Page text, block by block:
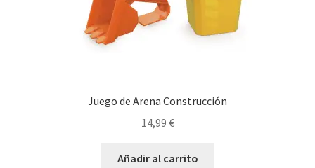
Juego de Arena Construcción
14,99 €
Añadir al carrito